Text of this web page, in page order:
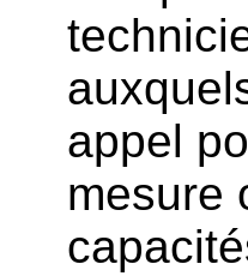
appel
mesure